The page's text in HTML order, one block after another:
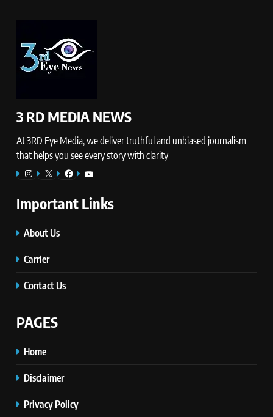
3 RD MEDIA NEWS
At 3RD Eye Media, we deliver truthful and unbiased journalism
that helps you see every story with clarity
Instagram
X Facebook
YouTube
Important Links
About Us
Carrier
Contact Us
PAGES
Home
Disclaimer
Privacy Policy